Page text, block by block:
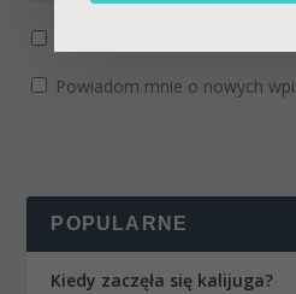
Powiadom mnie o kolejnych
Powiadom mnie o nowych
POPULARNE
Kiedy zaczęła się kalijuga?